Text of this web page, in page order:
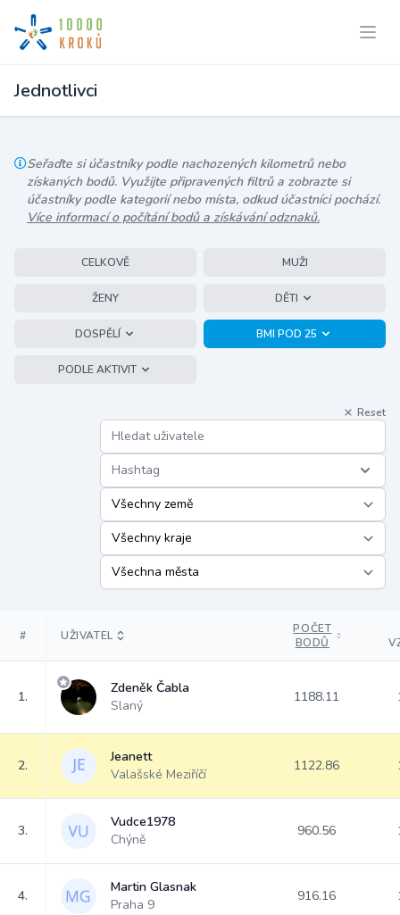
Jednotlivci
Seřaďte si účastníky podle nachozených kilometrů nebo
získaných bodů. Využijte připravených filtrů a zobrazte si
účastníky podle kategorií nebo místa, odkud účastníci pochází.
Více informací o počítání bodů a získávání odznaků.
CELKOVĚ MUŽI
ŽENY DĚTI
DOSPĚLÍ BMI POD 25
PODLE AKTIVIT
Reset
Hashtag
# UŽIVATEL
POČET
BODŮ
1.
Zdeněk Čabla
Slaný
1188.11
2.
Jeanett
Valašské Meziříčí
1122.86
3.
Vudce1978
Chýně
960.56
4.
Martin Glasnak
Praha 9
916.16